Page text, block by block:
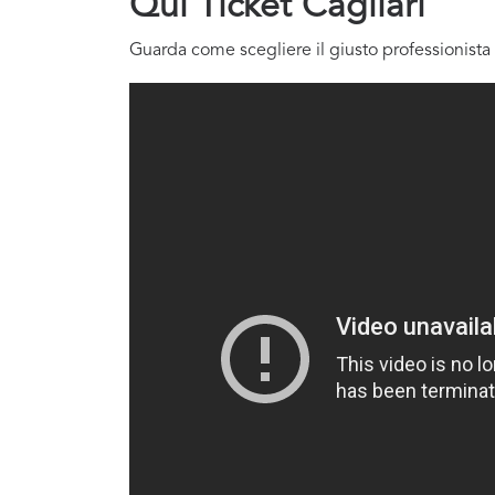
Qui Ticket Cagliari
Guarda come scegliere il giusto professionista